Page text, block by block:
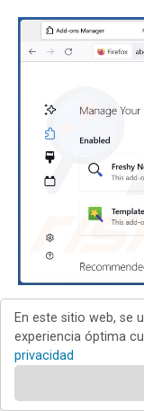
Haga clic en el
superior derecha
"Complementos".
En este sitio web, se
experiencia óptima
privacidad